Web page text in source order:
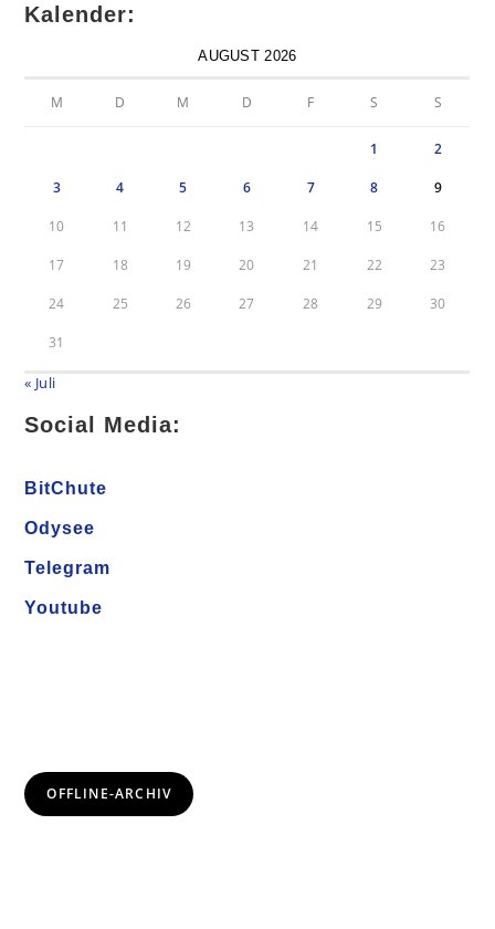
Kalender:
AUGUST 2026
M D M D F S S
1 2
3 4 5 6 7 8 9
10 11 12 13 14 15 16
17 18 19 20 21 22 23
24 25 26 27 28 29 30
31
« Juli
Social Media:
BitChute
Odysee
Telegram
Youtube
OFFLINE-ARCHIV